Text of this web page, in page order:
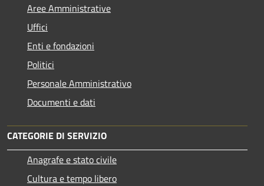
Aree Amministrative
Uffici
Enti e fondazioni
Politici
Personale Amministrativo
Documenti e dati
CATEGORIE DI SERVIZIO
Anagrafe e stato civile
Cultura e tempo libero